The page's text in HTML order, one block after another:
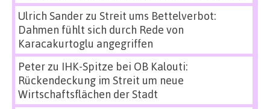
Ulrich Sanderzu Streit ums Bettelverbot:
Dahmen fühlt sich durch Rede von
Karacakurtoglu angegriffen
Peterzu IHK-Spitze bei OB Kalouti:
Rückendeckung im Streit um neue
Wirtschaftsflächen der Stadt